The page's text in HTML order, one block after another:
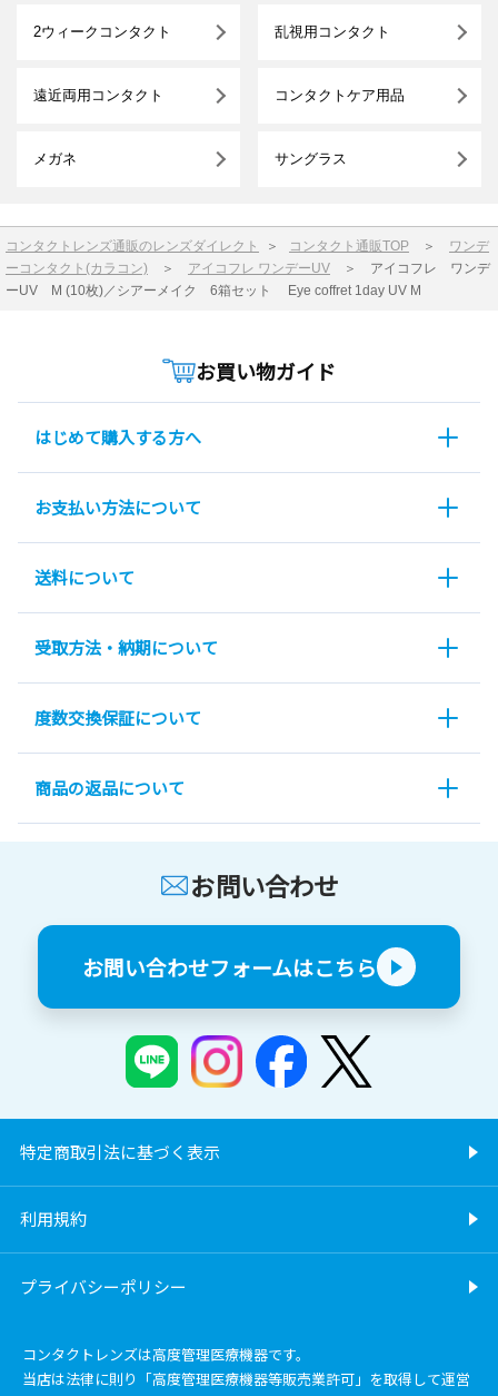
2ウィークコンタクト 乱視用コンタクト
遠近両用コンタクト コンタクトケア用品
メガネ サングラス
コンタクトレンズ通販のレンズダイレクト ＞ コンタクト通販TOP ＞ ワンデ
ーコンタクト(カラコン) ＞ アイコフレ ワンデーUV ＞ アイコフレ ワンデ
ーUV M (10枚)／シアーメイク 6箱セット Eye coffret 1day UV M
お買い物ガイド
はじめて購入する方へ
お支払い方法について
送料について
受取方法・納期について
度数交換保証について
商品の返品について
お問い合わせ
お問い合わせフォームはこちら
特定商取引法に基づく表示
利用規約
プライバシーポリシー
コンタクトレンズは高度管理医療機器です。
当店は法律に則り「高度管理医療機器等販売業許可」を取得して運営